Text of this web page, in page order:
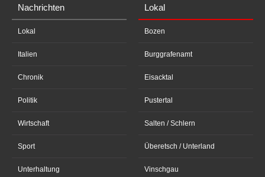
Nachrichten
Lokal
Italien
Chronik
Politik
Wirtschaft
Sport
Unterhaltung
Lokal
Bozen
Burggrafenamt
Eisacktal
Pustertal
Salten / Schlern
Überetsch / Unterland
Vinschgau